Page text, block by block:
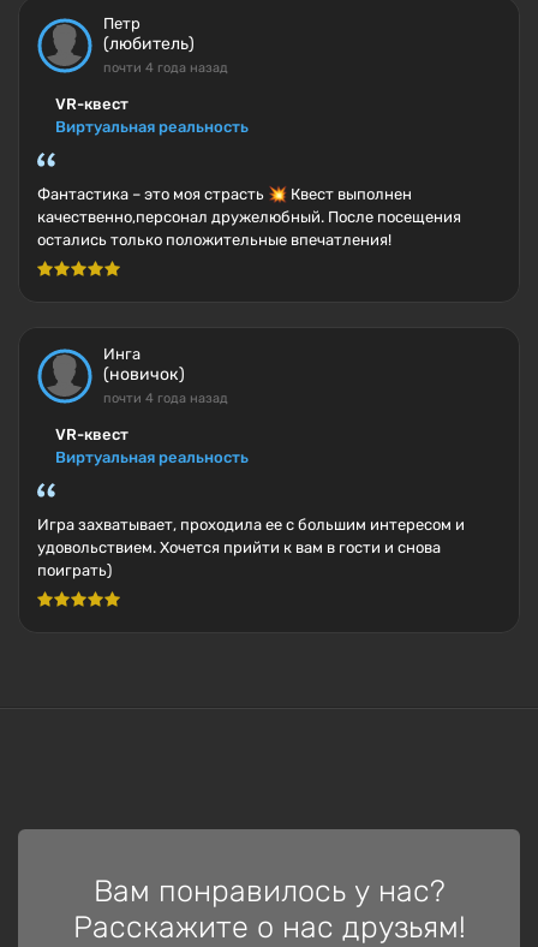
Петр
(любитель)
почти 4 года назад
VR-квест
Виртуальная реальность
Фантастика – это моя страсть 💥 Квест выполнен
качественно,персонал дружелюбный. После посещения
остались только положительные впечатления!
Инга
(новичок)
почти 4 года назад
VR-квест
Виртуальная реальность
Игра захватывает, проходила ее с большим интересом и
удовольствием. Хочется прийти к вам в гости и снова
поиграть)
Вам понравилось у нас?
Расскажите о нас друзьям!